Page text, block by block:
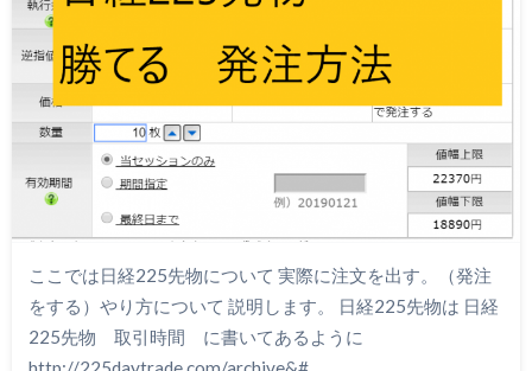
ここでは日経225先物について 実際に注文を出す。（発注
をする）やり方について 説明します。 日経225先物は 日経
225先物 取引時間 に書いてあるように